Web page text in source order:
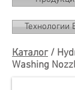
Технологии
Каталог/
Washing